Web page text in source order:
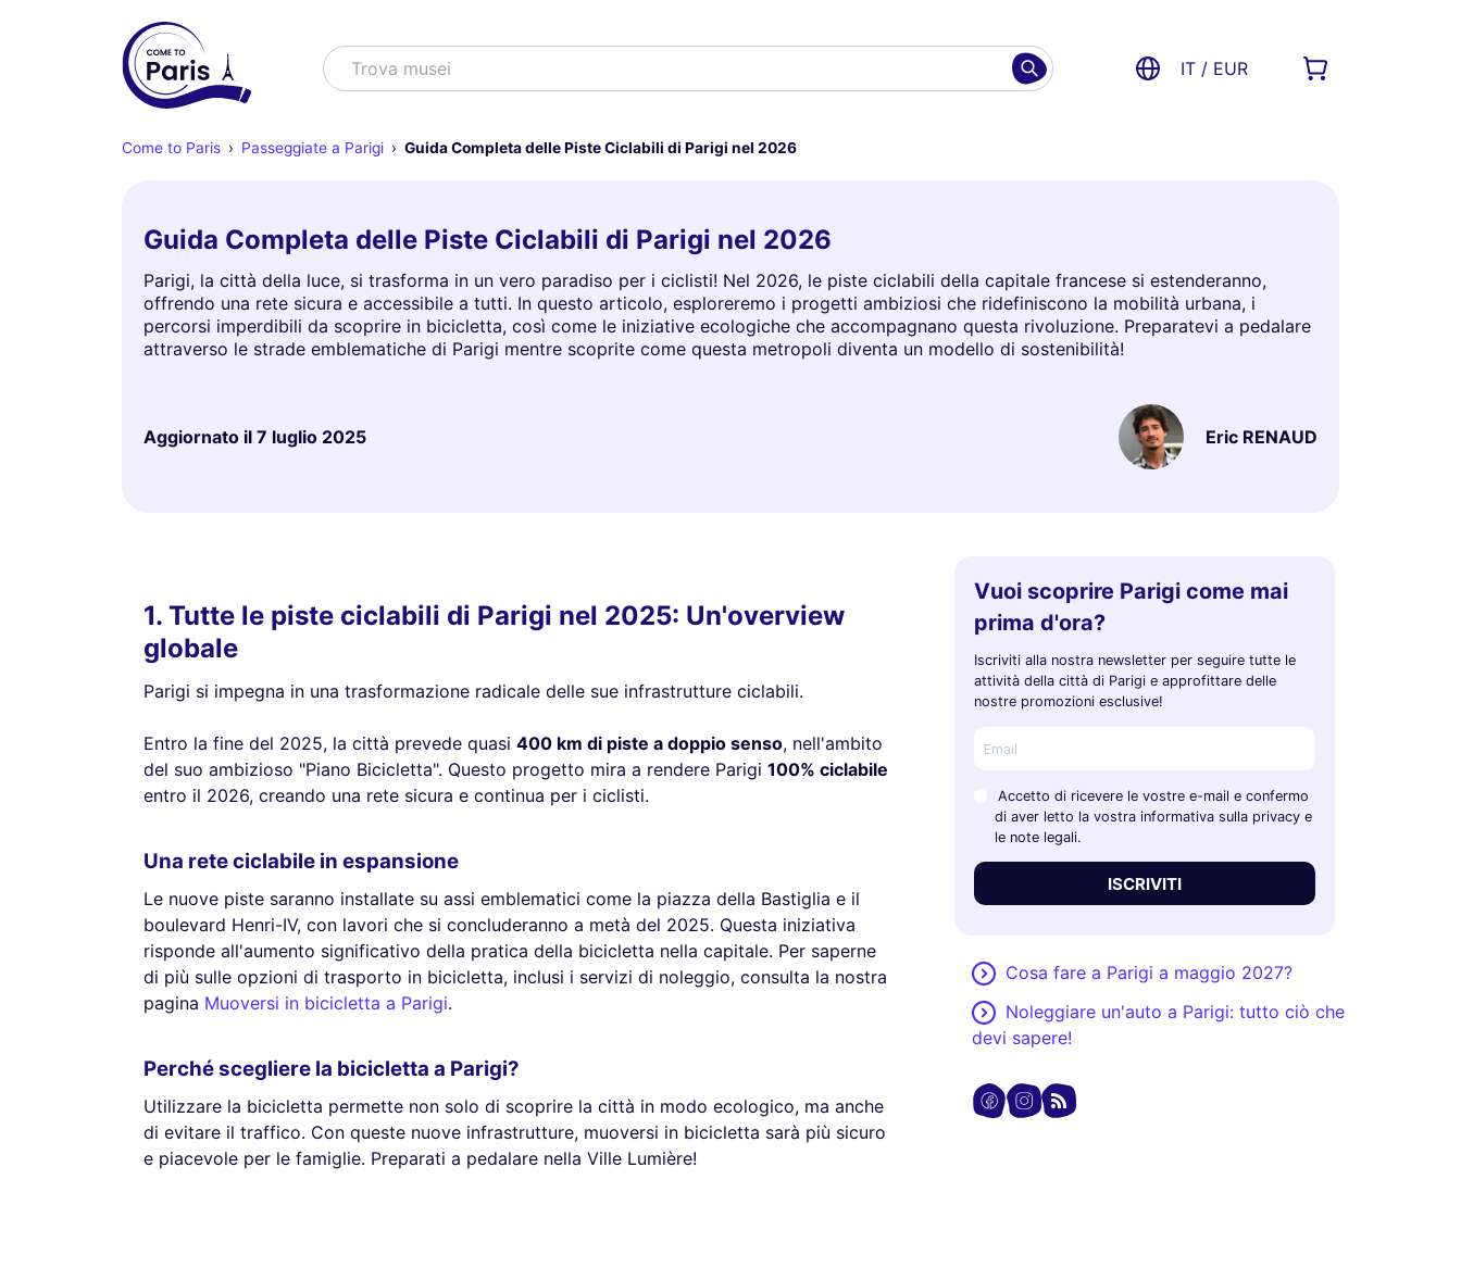
Cercare
Trova m IT / EUR
Come to Paris Passeggiate a Parigi Guida Completa delle Piste Ciclabili di Parigi nel 2026
Guida Completa delle Piste Ciclabili di Parigi nel 2026
Parigi, la città della luce, si trasforma in un vero paradiso per i ciclisti! Nel 2026, le piste ciclabili della capitale francese si estenderanno,
offrendo una rete sicura e accessibile a tutti. In questo articolo, esploreremo i progetti ambiziosi che ridefiniscono la mobilità urbana, i
percorsi imperdibili da scoprire in bicicletta, così come le iniziative ecologiche che accompagnano questa rivoluzione. Preparatevi a pedalare
attraverso le strade emblematiche di Parigi mentre scoprite come questa metropoli diventa un modello di sostenibilità!
Aggiornato il 7 luglio 2025 Eric RENAUD
1. Tutte le piste ciclabili di Parigi nel 2025: Un'overview
globale
Parigi si impegna in una trasformazione radicale delle sue infrastrutture ciclabili.
Entro la fine del 2025, la città prevede quasi 400 km di piste a doppio senso, nell'ambito
del suo ambizioso "Piano Bicicletta". Questo progetto mira a rendere Parigi 100% ciclabile
entro il 2026, creando una rete sicura e continua per i ciclisti.
Una rete ciclabile in espansione
Le nuove piste saranno installate su assi emblematici come la piazza della Bastiglia e il
boulevard Henri-IV, con lavori che si concluderanno a metà del 2025. Questa iniziativa
risponde all'aumento significativo della pratica della bicicletta nella capitale. Per saperne
di più sulle opzioni di trasporto in bicicletta, inclusi i servizi di noleggio, consulta la nostra
pagina Muoversi in bicicletta a Parigi.
Perché scegliere la bicicletta a Parigi?
Utilizzare la bicicletta permette non solo di scoprire la città in modo ecologico, ma anche
di evitare il traffico. Con queste nuove infrastrutture, muoversi in bicicletta sarà più sicuro
e piacevole per le famiglie. Preparati a pedalare nella Ville Lumière!
Vuoi scoprire Parigi come mai
prima d'ora?
Iscriviti alla nostra newsletter per seguire tutte le
attività della città di Parigi e approfittare delle
nostre promozioni esclusive!
Accetto di ricevere le vostre e-mail e confermo
di aver letto la vostra informativa sulla privacy e
le note legali.
ISCRIVITI
Cosa fare a Parigi a maggio 2027?
Noleggiare un'auto a Parigi: tutto ciò che
devi sapere!